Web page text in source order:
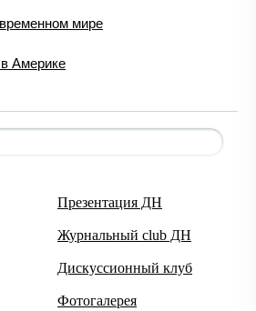
мире
Америке
Презентация ДН
Журнальный club ДН
Дискуссионный клуб
Фотогалерея